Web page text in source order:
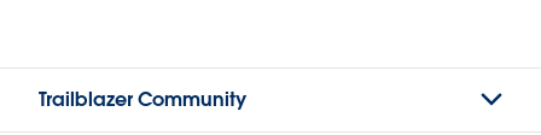
Trailblazer Community